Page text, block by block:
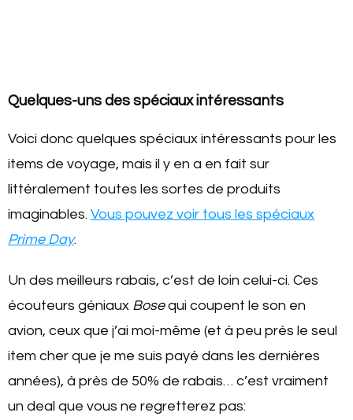
Quelques-uns des spéciaux intéressants
Voici donc quelques spéciaux intéressants pour les
items de voyage, mais il y en a en fait sur
littéralement toutes les sortes de produits
imaginables. Vous pouvez voir tous les spéciaux
Prime Day.
Un des meilleurs rabais, c’est de loin celui-ci. Ces
écouteurs géniaux Bosequi coupent le son en
avion, ceux que j’ai moi-même (et à peu près le seul
item cher que je me suis payé dans les dernières
années), à près de 50% de rabais… c’est vraiment
un deal que vous ne regretterez pas: